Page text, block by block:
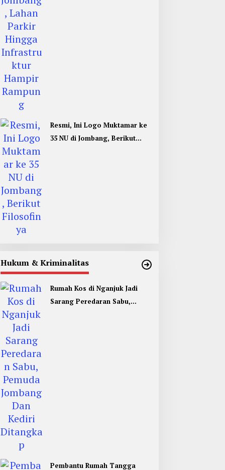
Resmi, Ini Logo Muktamar ke
35 NU di Jombang, Berikut
Hukum & Kriminalitas
Rumah Kos di Nganjuk Jadi
Sarang Peredaran Sabu,
Pembantu Rumah Tangga